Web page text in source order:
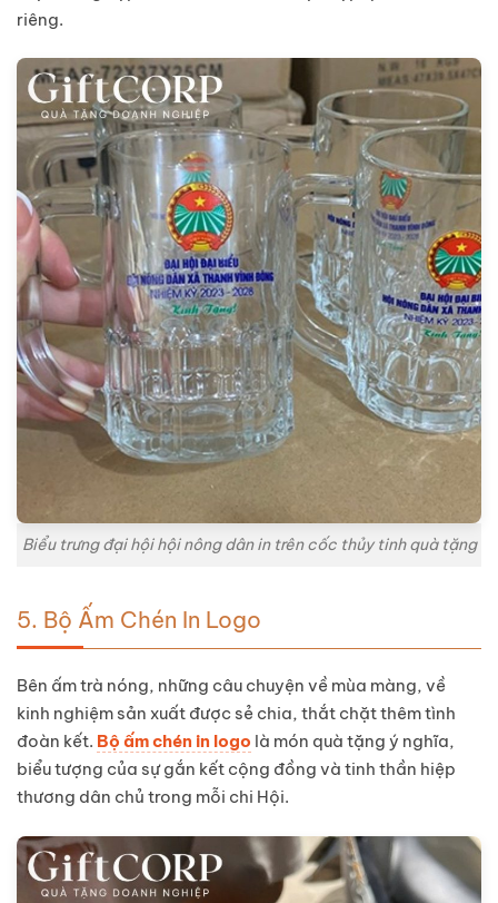
riêng.
Biểu trưng đại hội hội nông dân in trên cốc thủy tinh quà tặng
5. Bộ Ấm Chén In Logo
Bên ấm trà nóng, những câu chuyện về mùa màng, về
kinh nghiệm sản xuất được sẻ chia, thắt chặt thêm tình
đoàn kết. Bộ ấm chén in logo là món quà tặng ý nghĩa,
biểu tượng của sự gắn kết cộng đồng và tinh thần hiệp
thương dân chủ trong mỗi chi Hội.